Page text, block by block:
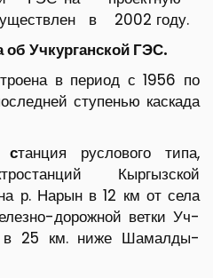
в 2002 году.
об Учкурганской ГЭС.
в период с 1956 по
ступенью каскада
танция руслового типа,
Кыргызской
р. Нарын в 12 км от села
дорожной ветки Уч-
в 25 км. ниже Шамалды-